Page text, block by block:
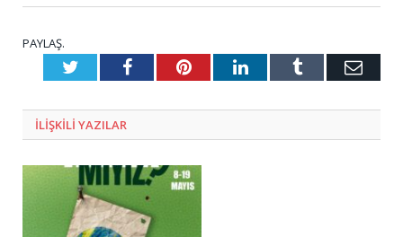
PAYLAŞ.
TwitterFacebookPinterestLinkedInTumblr E-
ILIŞKILI YAZILAR